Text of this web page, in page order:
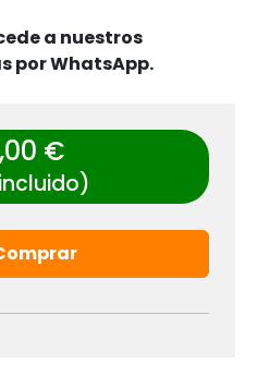
a nuestros
por WhatsApp.
€